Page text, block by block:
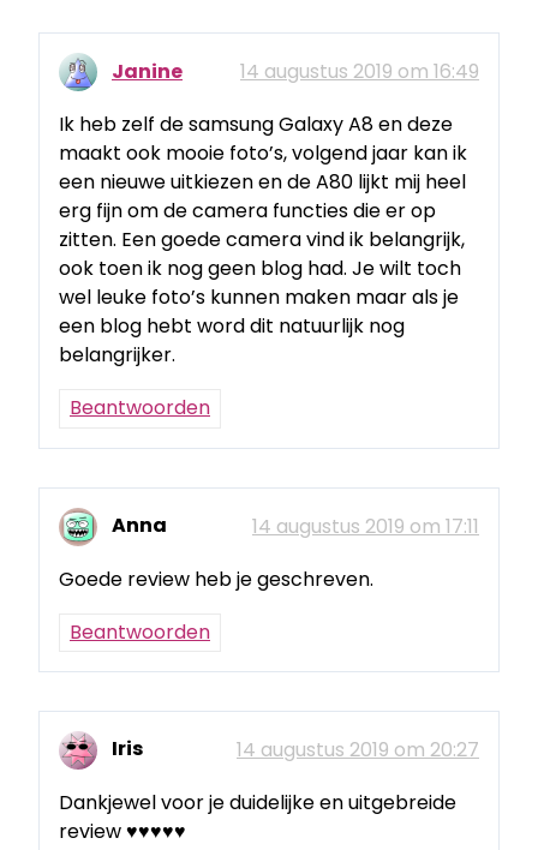
Janine
14 augustus 2019 om 16:49
Ik heb zelf de samsung Galaxy A8 en deze
maakt ook mooie foto’s, volgend jaar kan ik
een nieuwe uitkiezen en de A80 lijkt mij heel
erg fijn om de camera functies die er op
zitten. Een goede camera vind ik belangrijk,
ook toen ik nog geen blog had. Je wilt toch
wel leuke foto’s kunnen maken maar als je
een blog hebt word dit natuurlijk nog
belangrijker.
Beantwoorden
Anna
14 augustus 2019 om 17:11
Goede review heb je geschreven.
Beantwoorden
Iris
14 augustus 2019 om 20:27
Dankjewel voor je duidelijke en uitgebreide
review ♥♥♥♥♥